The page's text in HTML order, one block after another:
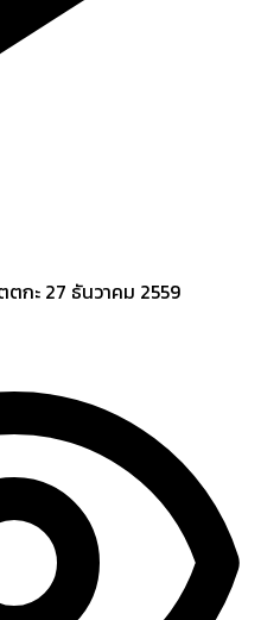
ตกะ 27 ธันวาคม 2559